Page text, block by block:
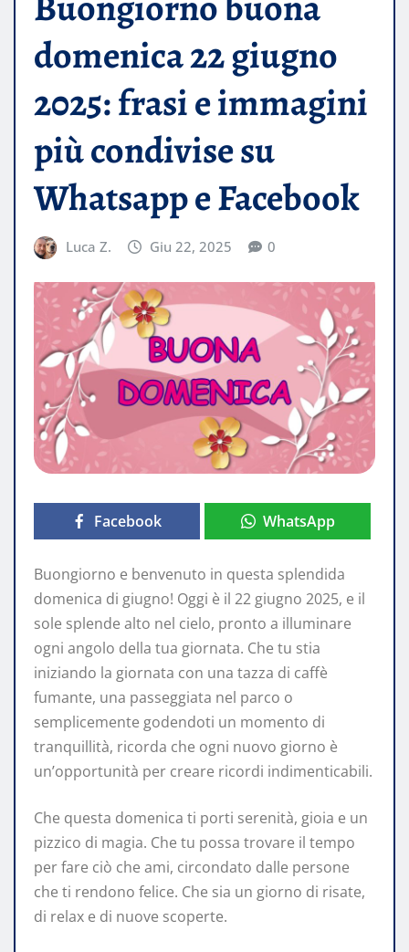
domenica 22 giugno
2025: frasi e immagini
più condivise su
Whatsapp e Facebook
Luca Z. Giu 22, 2025 0
Facebook WhatsApp
Buongiorno e benvenuto in questa splendida
domenica di giugno! Oggi è il 22 giugno 2025, e il
sole splende alto nel cielo, pronto a illuminare
ogni angolo della tua giornata. Che tu stia
iniziando la giornata con una tazza di caffè
fumante, una passeggiata nel parco o
semplicemente godendoti un momento di
tranquillità, ricorda che ogni nuovo giorno è
un’opportunità per creare ricordi indimenticabili.
Che questa domenica ti porti serenità, gioia e un
pizzico di magia. Che tu possa trovare il tempo
per fare ciò che ami, circondato dalle persone
che ti rendono felice. Che sia un giorno di risate,
di relax e di nuove scoperte.